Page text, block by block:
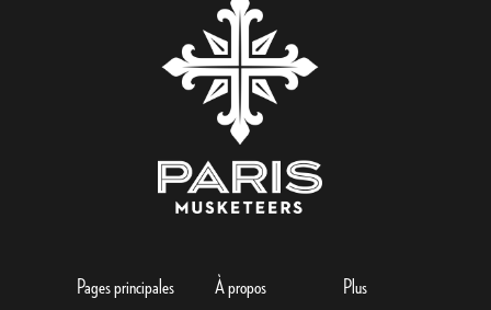
Pages principales À propos Plus